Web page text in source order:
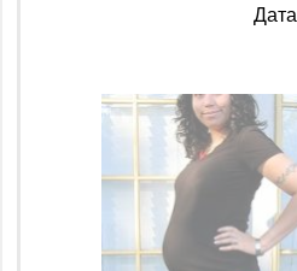
Дата